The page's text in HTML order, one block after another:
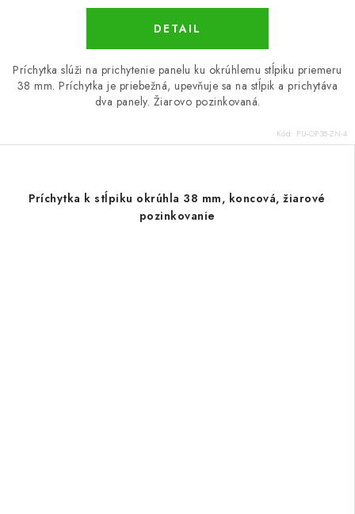
DETAIL
Príchytka slúži na prichytenie panelu ku okrúhlemu stĺpiku priemeru
38 mm. Príchytka je priebežná, upevňuje sa na stĺpik a prichytáva
dva panely. Žiarovo pozinkovaná.
Kód: PU-OP38-ZN-4
Príchytka k stĺpiku okrúhla 38 mm, koncová, žiarové
pozinkovanie